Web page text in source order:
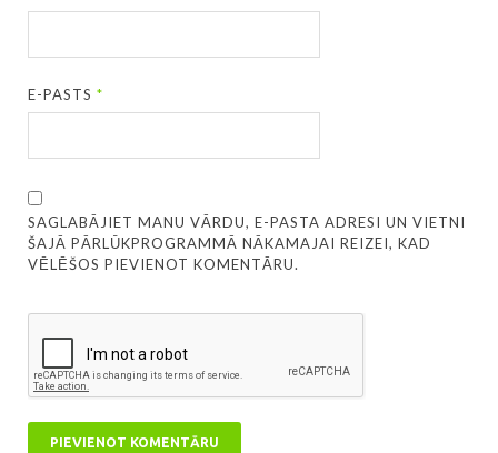
E-PASTS*
SAGLABĀJIET MANU VĀRDU, E-PASTA ADRESI UN VIETNI
ŠAJĀ PĀRLŪKPROGRAMMĀ NĀKAMAJAI REIZEI, KAD
VĒLĒŠOS PIEVIENOT KOMENTĀRU.